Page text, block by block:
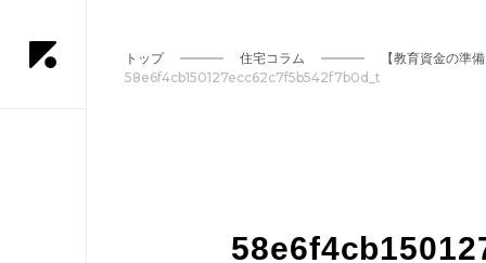
トップ 住宅コラム
【教育資金の準
58e6f4cb150127ecc62c7f5b542f7b0d_t